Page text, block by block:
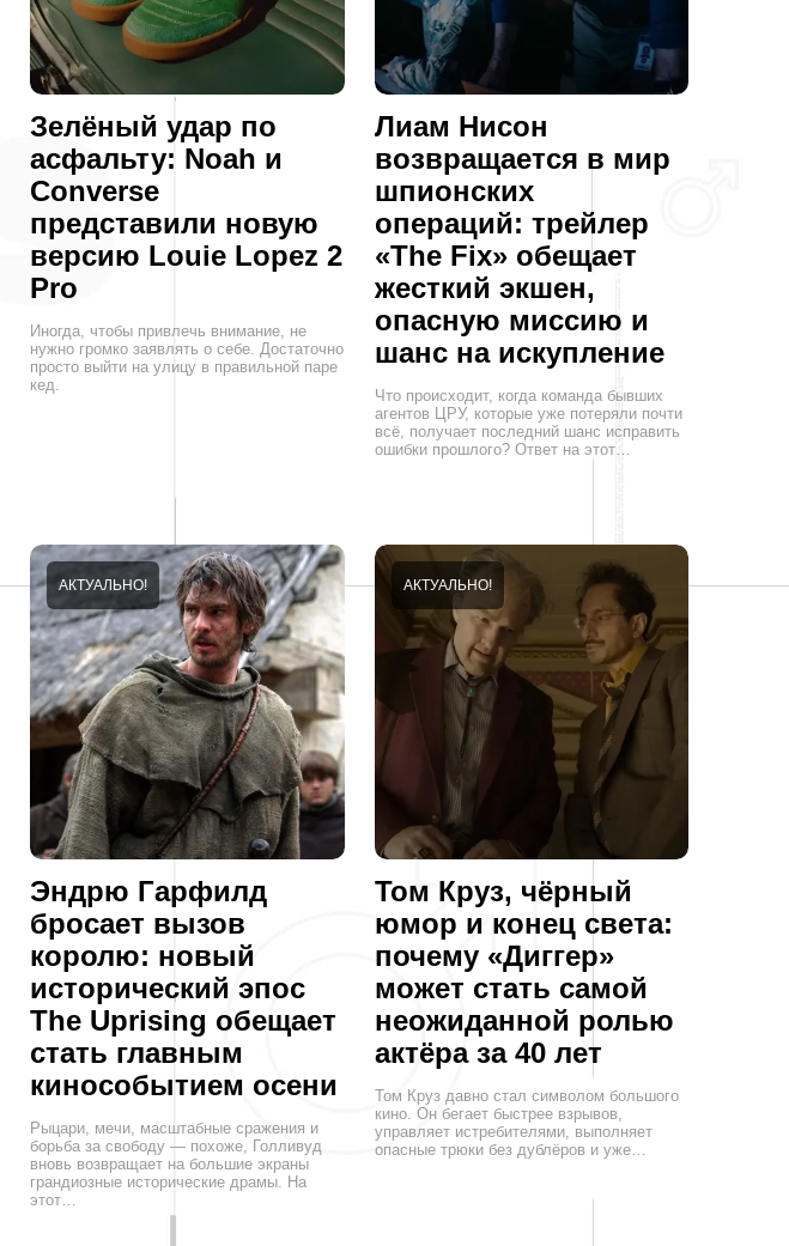
Зелёный удар по
асфальту: Noah и
Converse
представили новую
версию Louie Lopez 2
Pro
Иногда, чтобы привлечь внимание, не
нужно громко заявлять о себе. Достаточно
просто выйти на улицу в правильной паре
кед.
Лиам Нисон
возвращается в мир
шпионских
операций: трейлер
«The Fix» обещает
жесткий экшен,
опасную миссию и
шанс на искупление
Что происходит, когда команда бывших
агентов ЦРУ, которые уже потеряли почти
всё, получает последний шанс исправить
ошибки прошлого? Ответ на этот…
Эндрю Гарфилд
бросает вызов
королю: новый
исторический эпос
The Uprising обещает
стать главным
кинособытием осени
АКТУАЛЬНО!
Рыцари, мечи, масштабные сражения и
борьба за свободу — похоже, Голливуд
вновь возвращает на большие экраны
грандиозные исторические драмы. На
этот…
Том Круз, чёрный
юмор и конец света:
почему «Диггер»
может стать самой
неожиданной ролью
актёра за 40 лет
АКТУАЛЬНО!
Том Круз давно стал символом большого
кино. Он бегает быстрее взрывов,
управляет истребителями, выполняет
опасные трюки без дублёров и уже…